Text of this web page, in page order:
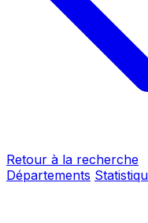
Retour à la recherche
Départements